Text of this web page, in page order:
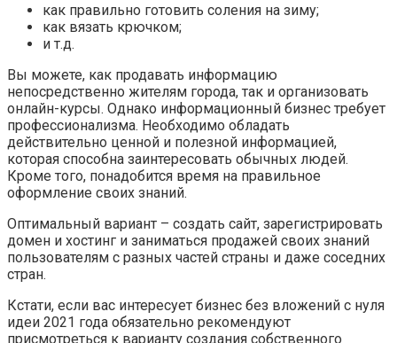
как правильно готовить соления на зиму;
как вязать крючком;
и т.д.
Вы можете, как продавать информацию
непосредственно жителям города, так и организовать
онлайн-курсы. Однако информационный бизнес требует
профессионализма. Необходимо обладать
действительно ценной и полезной информацией,
которая способна заинтересовать обычных людей.
Кроме того, понадобится время на правильное
оформление своих знаний.
Оптимальный вариант – создать сайт, зарегистрировать
домен и хостинг и заниматься продажей своих знаний
пользователям с разных частей страны и даже соседних
стран.
Кстати, если вас интересует бизнес без вложений с нуля
идеи 2021 года обязательно рекомендуют
присмотреться к варианту создания собственного